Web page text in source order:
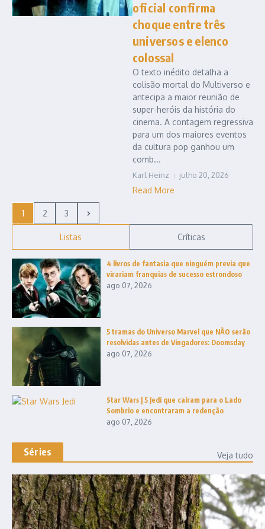
oficial confirma
choque entre três
universos e elenco
colossal
O texto inédito detalha a
colisão mortal do Multiverso e
antecipa a maior reunião de
super-heróis da história do
cinema. A contagem regressiva
para um dos maiores eventos
da cultura pop ganhou um
comb...
Karl Heinz julho 20, 2026
Read More
1 2 3
Listas Críticas
4 livros de fantasia que ninguém previa que
virariam franquias de sucesso estrondoso
ago 07, 2026
5 tramas do Universo Marvel que NÃO serão
resolvidas antes de Vingadores: Doomsday
ago 07, 2026
Star Wars | 5 Jedi que caíram para o Lado
Sombrio e encontraram a redenção
ago 07, 2026
Séries Veja tudo